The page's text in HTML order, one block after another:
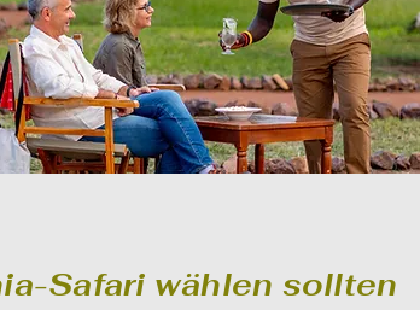
Safari wählen sollten